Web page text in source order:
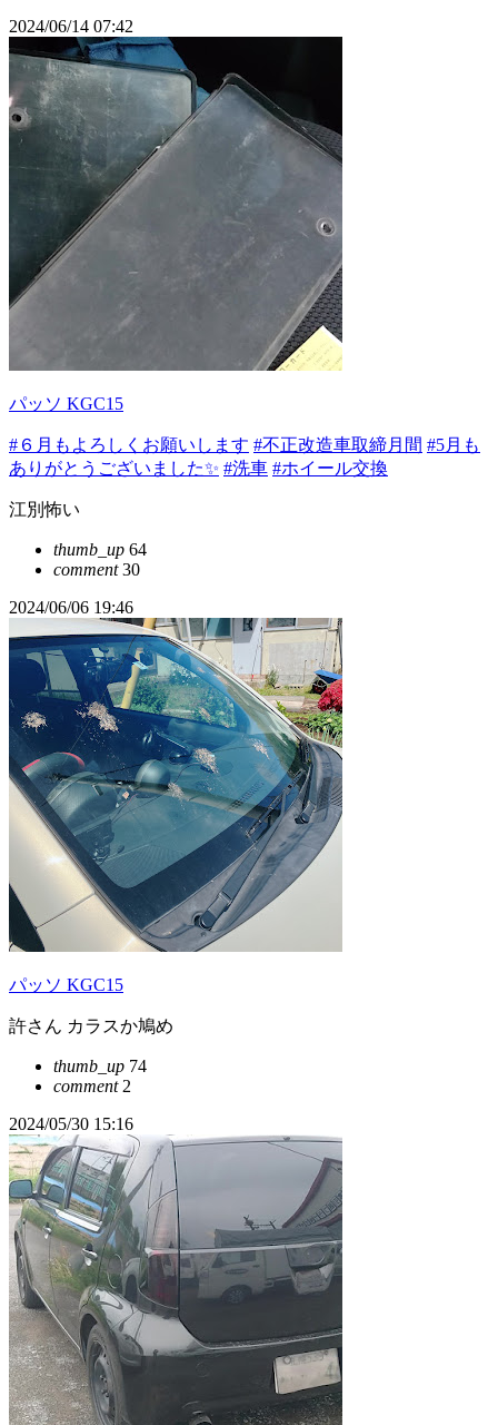
2024/06/14 07:42
パッソ KGC15
#６月もよろしくお願いします #不正改造車取締月間 #5月も
ありがとうございました✨ #洗車 #ホイール交換
江別怖い
thumb_up 64
comment30
2024/06/06 19:46
パッソ KGC15
許さん カラスか鳩め
thumb_up 74
comment2
2024/05/30 15:16